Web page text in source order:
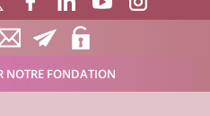
NOTRE FONDATION